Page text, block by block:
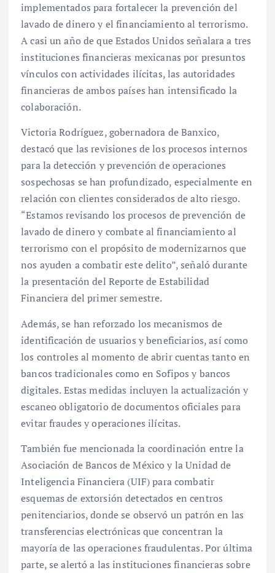
implementados para fortalecer la prevención del
lavado de dinero y el financiamiento al terrorismo.
A casi un año de que Estados Unidos señalara a tres
instituciones financieras mexicanas por presuntos
vínculos con actividades ilícitas, las autoridades
financieras de ambos países han intensificado la
colaboración.
Victoria Rodríguez, gobernadora de Banxico,
destacó que las revisiones de los procesos internos
para la detección y prevención de operaciones
sospechosas se han profundizado, especialmente en
relación con clientes considerados de alto riesgo.
“Estamos revisando los procesos de prevención de
lavado de dinero y combate al financiamiento al
terrorismo con el propósito de modernizarnos que
nos ayuden a combatir este delito”, señaló durante
la presentación del Reporte de Estabilidad
Financiera del primer semestre.
Además, se han reforzado los mecanismos de
identificación de usuarios y beneficiarios, así como
los controles al momento de abrir cuentas tanto en
bancos tradicionales como en Sofipos y bancos
digitales. Estas medidas incluyen la actualización y
escaneo obligatorio de documentos oficiales para
evitar fraudes y operaciones ilícitas.
También fue mencionada la coordinación entre la
Asociación de Bancos de México y la Unidad de
Inteligencia Financiera (UIF) para combatir
esquemas de extorsión detectados en centros
penitenciarios, donde se observó un patrón en las
transferencias electrónicas que concentran la
mayoría de las operaciones fraudulentas. Por última
parte, se alertó a las instituciones financieras sobre